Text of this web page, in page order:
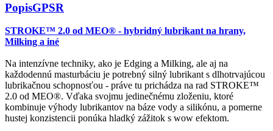
PopisGPSR
STROKE™ 2.0 od MEO® - hybridný lubrikant na hrany,
Milking a iné
Na intenzívne techniky, ako je Edging a Milking, ale aj na
každodennú masturbáciu je potrebný silný lubrikant s dlhotrvajúcou
lubrikačnou schopnosťou - práve tu prichádza na rad STROKE™
2.0 od MEO®. Vďaka svojmu jedinečnému zloženiu, ktoré
kombinuje výhody lubrikantov na báze vody a silikónu, a pomerne
hustej konzistencii ponúka hladký zážitok s wow efektom.